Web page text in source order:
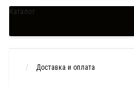
Каталог
Доставка и оплата